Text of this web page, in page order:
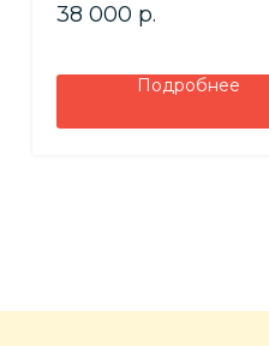
38 000 р.
Подробнее